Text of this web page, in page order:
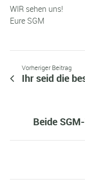
WIR sehen uns!
Eure SGM
Vorheriger Beitrag
Ihr seid die
Beide